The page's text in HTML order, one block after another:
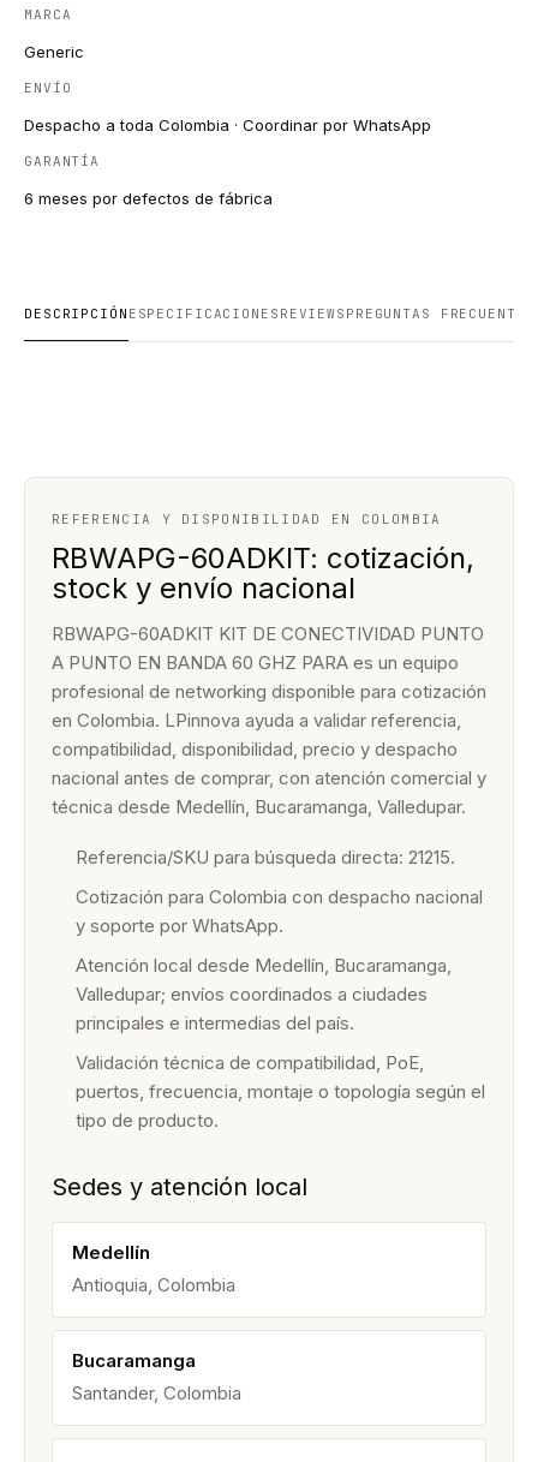
MARCA
Generic
ENVÍO
Despacho a toda Colombia · Coordinar por WhatsApp
GARANTÍA
6 meses por defectos de fábrica
DESCRIPCIÓN ESPECIFICACIONES REVIEWS PREGUNTAS FRECUENTES
REFERENCIA Y DISPONIBILIDAD EN COLOMBIA
RBWAPG-60ADKIT: cotización,
stock y envío nacional
RBWAPG-60ADKIT KIT DE CONECTIVIDAD PUNTO
A PUNTO EN BANDA 60 GHZ PARA es un equipo
profesional de networking disponible para cotización
en Colombia. LPinnova ayuda a validar referencia,
compatibilidad, disponibilidad, precio y despacho
nacional antes de comprar, con atención comercial y
técnica desde Medellín, Bucaramanga, Valledupar.
Referencia/SKU para búsqueda directa: 21215.
Cotización para Colombia con despacho nacional
y soporte por WhatsApp.
Atención local desde Medellín, Bucaramanga,
Valledupar; envíos coordinados a ciudades
principales e intermedias del país.
Validación técnica de compatibilidad, PoE,
puertos, frecuencia, montaje o topología según el
tipo de producto.
Sedes y atención local
Medellín
Antioquia, Colombia
Bucaramanga
Santander, Colombia